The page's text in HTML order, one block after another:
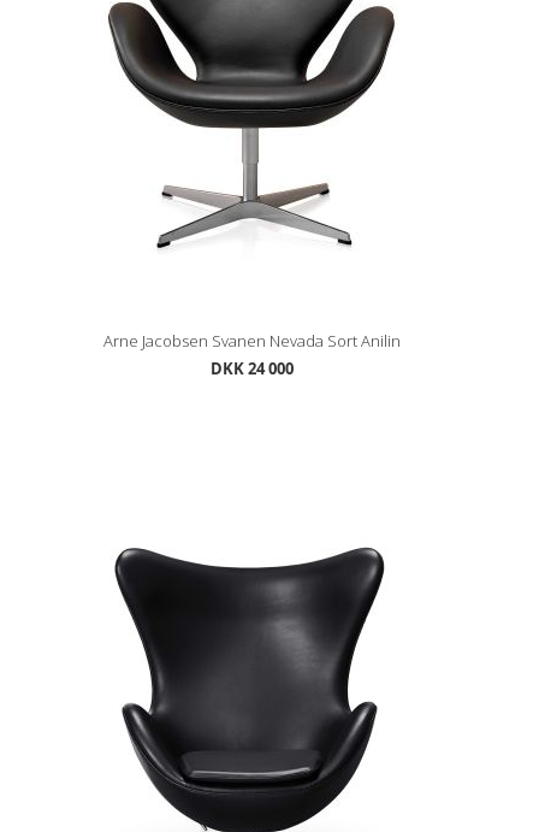
Arne Jacobsen Svanen Nevada Sort Anilin
DKK 24 000